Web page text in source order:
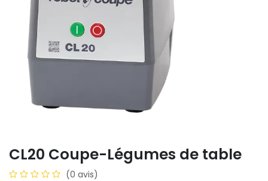
CL20 Coupe-Légumes de table
(0 avis)